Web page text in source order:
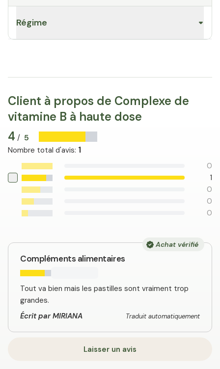
Régime
Client à propos de Complexe de
vitamine B à haute dose
4 / 5
Nombre total d'avis: 1
0
1
0
0
0
Achat vérifié
Compléments alimentaires
Tout va bien mais les pastilles sont vraiment trop
grandes.
Écrit par MIRIANA
Traduit automatiquement
Laisser un avis